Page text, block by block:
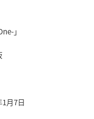
」
月7日